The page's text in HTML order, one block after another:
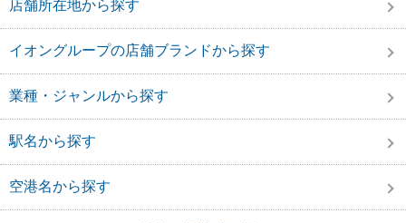
店舗所在地から探す
イオングループの店舗ブランドから探す
業種・ジャンルから探す
駅名から探す
空港名から探す